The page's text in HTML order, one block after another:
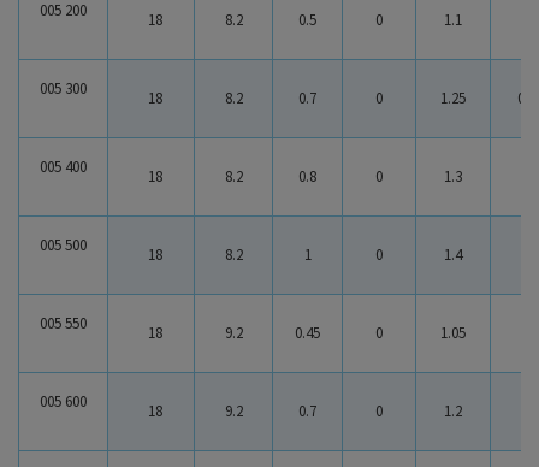
005 200 18 8.2 0.5 0 1.1
005 300 18 8.2 0.7 0 1.25
005 400 18 8.2 0.8 0 1.3
005 500 18 8.2 1 0 1.4
005 550 18 9.2 0.45 0 1.05
005 600 18 9.2 0.7 0 1.2